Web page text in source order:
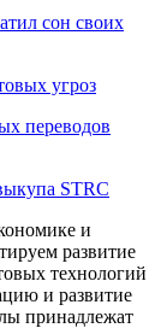
сон своих
угроз
переводов
STRC
и
развитие
технологий
и развитие
принадлежат